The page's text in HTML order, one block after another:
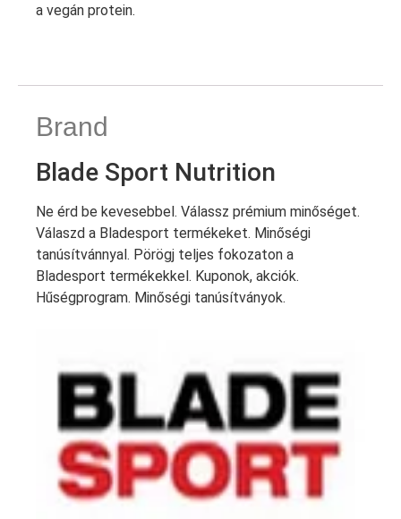
a vegán protein.
Brand
Blade Sport Nutrition
Ne érd be kevesebbel. Válassz prémium minőséget.
Válaszd a Bladesport termékeket. Minőségi
tanúsítvánnyal. Pörögj teljes fokozaton a
Bladesport termékekkel. Kuponok, akciók.
Hűségprogram. Minőségi tanúsítványok.